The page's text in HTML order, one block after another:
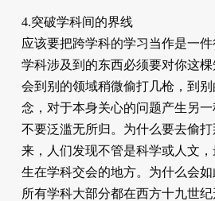
4.突破学科间的界线
应该要把跨学科的学习当作是一
学科涉及到的东西必须要对你这
会到别的领域稍微偷打几枪，到
念，对于本身关心的问题产生另
不要泛滥无所归。为什么要去偷
来，人们发现不管是科学或人文
生在学科交会的地方。为什么会
所有学科大部分都在西方十九世